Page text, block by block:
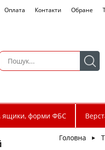
Оплата Контакти Обране
ящики, форми ФБС
Головна ►